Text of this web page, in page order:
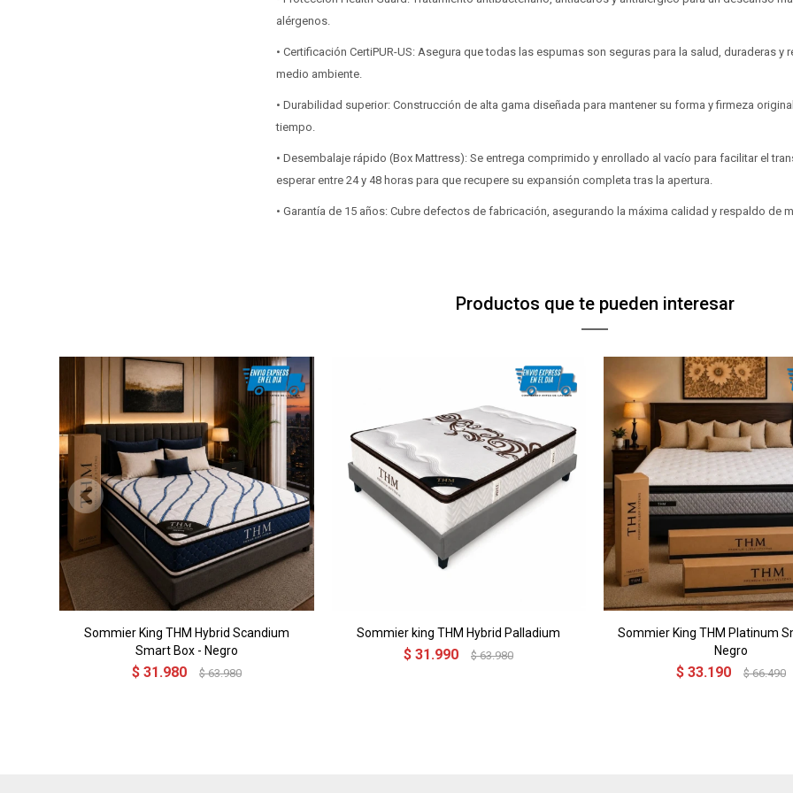
alérgenos.
• Certificación CertiPUR-US: Asegura que todas las espumas son seguras para la salud, duraderas y
medio ambiente.
• Durabilidad superior: Construcción de alta gama diseñada para mantener su forma y firmeza
tiempo.
• Desembalaje rápido (Box Mattress): Se entrega comprimido y enrollado al vacío para facilitar el
esperar entre 24 y 48 horas para que recupere su expansión completa tras la apertura.
• Garantía de 15 años: Cubre defectos de fabricación, asegurando la máxima calidad y respaldo de
Productos que te pueden interesar
Sommier King THM Hybrid Scandium
Smart Box - Negro
$ 31.980 $ 63.980
Sommier king THM Hybrid Palladium
$ 31.990 $ 63.980
Sommier King THM Platinum
Negro
$ 33.190 $ 66.490